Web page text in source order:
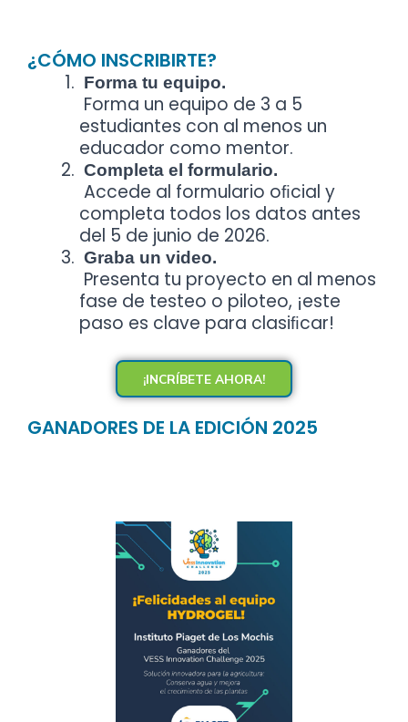
¿CÓMO INSCRIBIRTE?
Forma tu equipo.
Forma un equipo de 3 a 5
estudiantes con al menos un
educador como mentor.
Completa el formulario.
Accede al formulario oﬁcial y
completa todos los datos antes
del 5 de junio de 2026.
Graba un video.
Presenta tu proyecto en al menos
fase de testeo o piloteo, ¡este
paso es clave para clasiﬁcar!
¡INCRÍBETE AHORA!
GANADORES DE LA EDICIÓN 2025